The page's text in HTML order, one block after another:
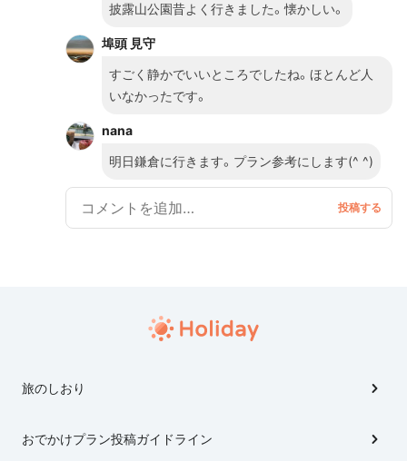
でるところもありますが、逗子方面のスポットはどこも
混んでおらず、穴場感が満載です。夜はもっかい電車に
乗って鎌倉に戻り（一駅で着きます）、小町通りで色々な
お店で一杯ずつ飲みながらハシゴすると楽しいです
行ってみては？？ （逗子からスタートして鎌倉に入り、
そのまま小町通りで飲み明かすのもいいかも。）
披露山公園昔よく行きました。懐かしい。
埠頭 見守
すごく静かでいいところでしたね。ほとんど人
いなかったです。
nana
明日鎌倉に行きます。プラン参考にします(^ ^)
旅のしおり
おでかけプラン投稿ガイドライン